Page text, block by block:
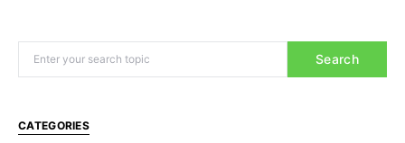
Search
CATEGORIES